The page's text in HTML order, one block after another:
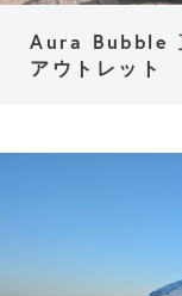
Aura Bubble
アウトレット